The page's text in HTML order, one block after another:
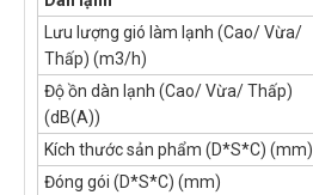
Lưu lượng gió làm lạnh (Cao/ Vừa/
Thấp) (m3/h)
Độ ồn dàn lạnh (Cao/ Vừa/ Thấp)
(dB(A))
Kích thước sản phẩm (D*S*C) (mm)
Đóng gói (D*S*C) (mm)